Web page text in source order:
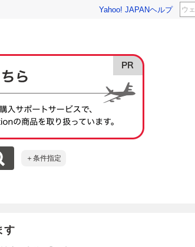
Yahoo! JAPANヘルプ
＋条件指定
す